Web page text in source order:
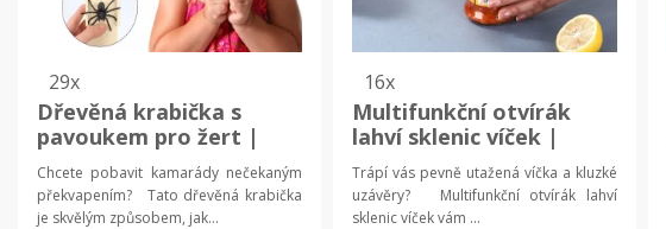
29x
Dřevěná krabička s
pavoukem pro žert |
dárek
Chcete pobavit kamarády nečekaným
překvapením? Tato dřevěná krabička
je skvělým způsobem, jak...
16x
Multifunkční otvírák
lahví sklenic víček |
kuchyňské vybavení
Trápí vás pevně utažená víčka a kluzké
uzávěry? Multifunkční otvírák lahví
sklenic víček vám ...